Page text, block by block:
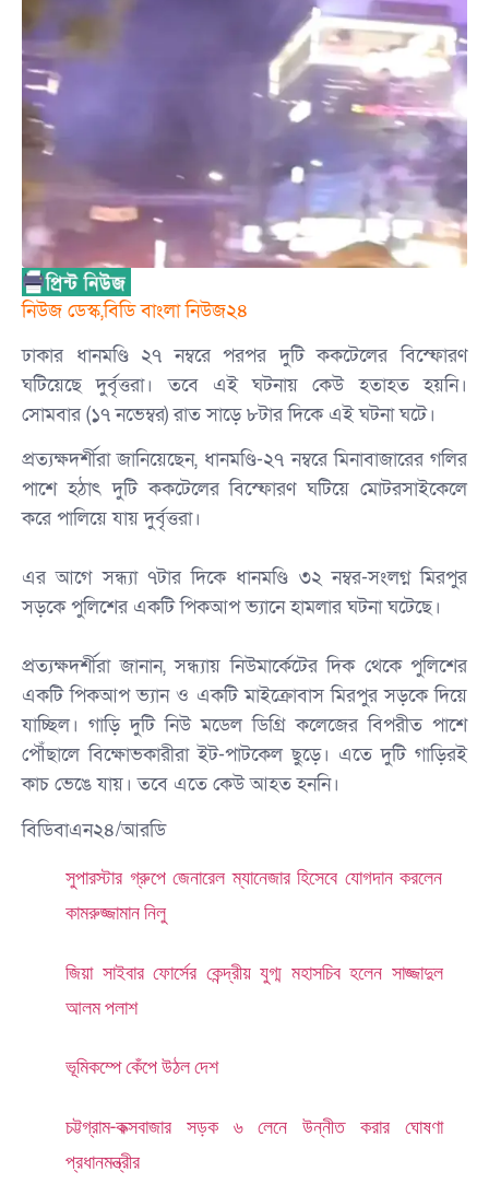
‎নিউজ ডেস্ক,বিডি বাংলা নিউজ২৪
ঢাকার ধানমণ্ডি ২৭ নম্বরে পরপর দুটি ককটেলের বিস্ফোরণ
ঘটিয়েছে দুর্বৃত্তরা। তবে এই ঘটনায় কেউ হতাহত হয়নি।
সোমবার (১৭ নভেম্বর) রাত সাড়ে ৮টার দিকে এই ঘটনা ঘটে।
প্রত্যক্ষদর্শীরা জানিয়েছেন, ধানমণ্ডি-২৭ নম্বরে মিনাবাজারের গলির
পাশে হঠাৎ দুটি ককটেলের বিস্ফোরণ ঘটিয়ে মোটরসাইকেলে
করে পালিয়ে যায় দুর্বৃত্তরা।
এর আগে সন্ধ্যা ৭টার দিকে ধানমণ্ডি ৩২ নম্বর-সংলগ্ন মিরপুর
সড়কে পুলিশের একটি পিকআপ ভ্যানে হামলার ঘটনা ঘটেছে।
প্রত্যক্ষদর্শীরা জানান, সন্ধ্যায় নিউমার্কেটের দিক থেকে পুলিশের
একটি পিকআপ ভ্যান ও একটি মাইক্রোবাস মিরপুর সড়কে দিয়ে
যাচ্ছিল। গাড়ি দুটি নিউ মডেল ডিগ্রি কলেজের বিপরীত পাশে
পৌঁছালে বিক্ষোভকারীরা ইট-পাটকেল ছুড়ে। এতে দুটি গাড়িরই
কাচ ভেঙে যায়। তবে এতে কেউ আহত হননি।
বিডিবাএন২৪/আরডি
সুপারস্টার গ্রুপে জেনারেল ম্যানেজার হিসেবে যোগদান করলেন
কামরুজ্জামান নিলু
জিয়া সাইবার ফোর্সের কেন্দ্রীয় যুগ্ম মহাসচিব হলেন সাজ্জাদুল
আলম পলাশ
ভূমিকম্পে কেঁপে উঠল দেশ
চট্টগ্রাম-কক্সবাজার সড়ক ৬ লেনে উন্নীত করার ঘোষণা
প্রধানমন্ত্রীর